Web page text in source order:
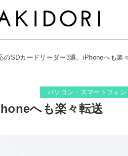
のSDカードリーダー3選。iPhoneへも楽
パソコン・スマートフォン
へも楽々転送